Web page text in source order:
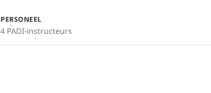
PERSONEEL
4 PADI-instructeurs